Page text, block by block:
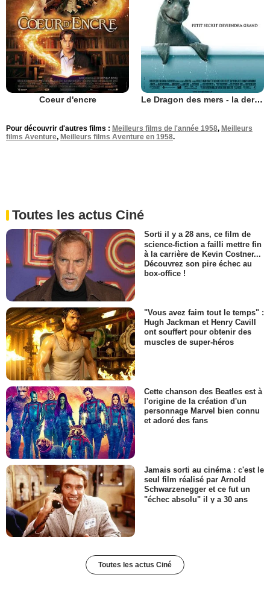
Coeur d'encre Le Dragon des mers - la dernière légende
Pour découvrir d'autres films : Meilleurs films de l'année 1958, Meilleurs
films Aventure, Meilleurs films Aventure en 1958.
Toutes les actus Ciné
Sorti il y a 28 ans, ce film de
science-fiction a failli mettre fin
à la carrière de Kevin Costner...
Découvrez son pire échec au
box-office !
"Vous avez faim tout le temps" :
Hugh Jackman et Henry Cavill
ont souffert pour obtenir des
muscles de super-héros
Cette chanson des Beatles est à
l'origine de la création d'un
personnage Marvel bien connu
et adoré des fans
Jamais sorti au cinéma : c'est le
seul film réalisé par Arnold
Schwarzenegger et ce fut un
"échec absolu" il y a 30 ans
Toutes les actus Ciné